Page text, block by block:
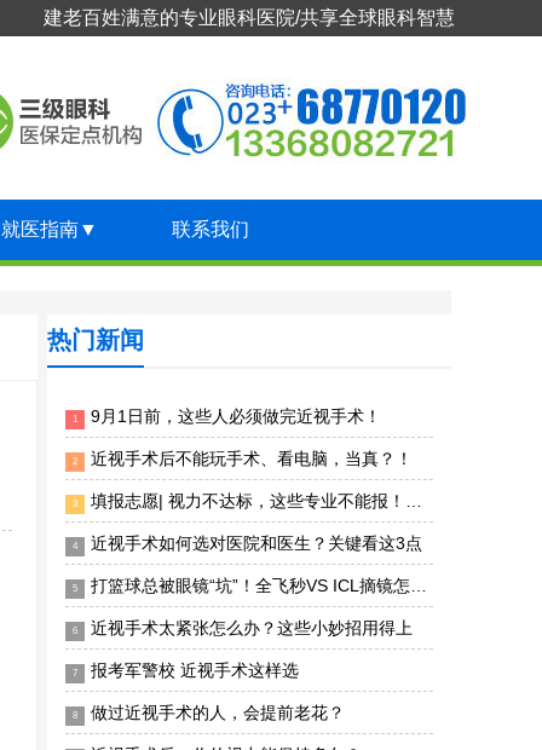
建老百姓满意的专业眼科医院/共享全球眼科智慧
就医指南▼ 联系我们
热门新闻
1 9月1日前，这些人必须做完近视手术！
2 近视手术后不能玩手术、看电脑，当真？！
3 填报志愿| 视力不达标，这些专业不能报！千万别搞错
4 近视手术如何选对医院和医生？关键看这3点
5 打篮球总被眼镜“坑”！全飞秒VS ICL摘镜怎么选？
6 近视手术太紧张怎么办？这些小妙招用得上
7 报考军警校 近视手术这样选
8 做过近视手术的人，会提前老花？